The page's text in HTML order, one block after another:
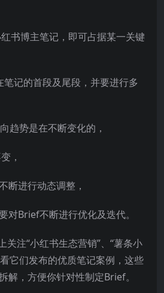
书博主笔记，即可占据某一关键
记的首段及尾段，并要进行多
趋势是在不断变化的，
，
断进行动态调整，
对Brief不断进行优化及迭代。
关注“小红书生态营销”、“薯条小
它们发布的优质笔记案例，这些
解，方便你针对性制定Brief。